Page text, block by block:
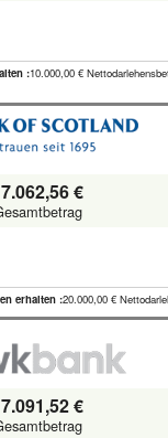
:10.000,00 €
€
erhalten :20.000,00 €
€